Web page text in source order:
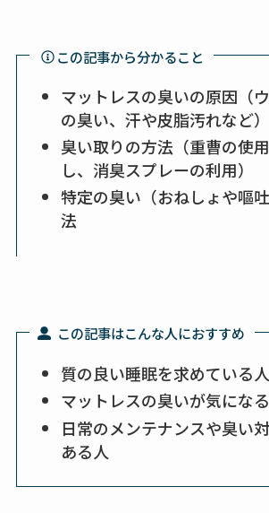
この記事から分かること
マットレスの臭いの原因（
の臭い、汗や皮脂汚れなど）
臭い取りの方法（重曹の使
し、消臭スプレーの利用）
特定の臭い（おねしょや嘔
法
この記事はこんな人におすすめ
質の良い睡眠を求めている人
マットレスの臭いが気にな
日常のメンテナンスや臭い
ある人